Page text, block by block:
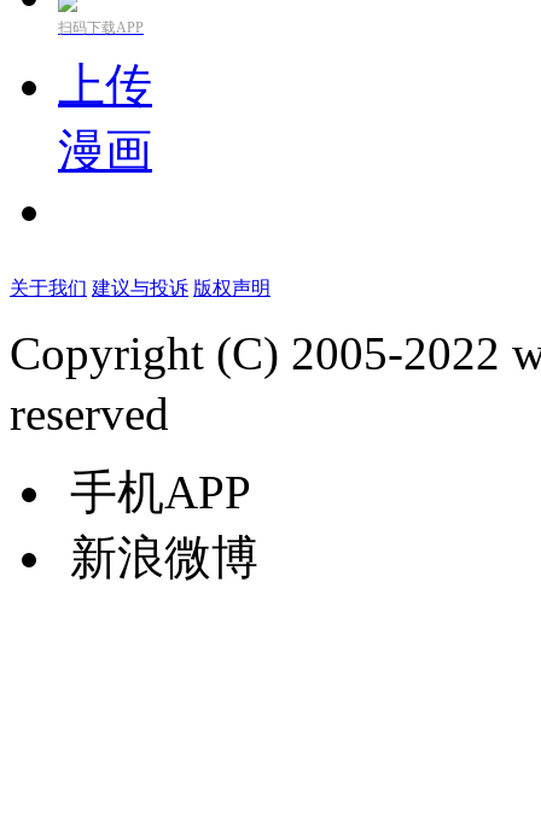
扫码下载APP
上传
漫画
关于我们 建议与投诉 版权声明
Copyright (C) 2005-2022
reserved
手机APP
新浪微博